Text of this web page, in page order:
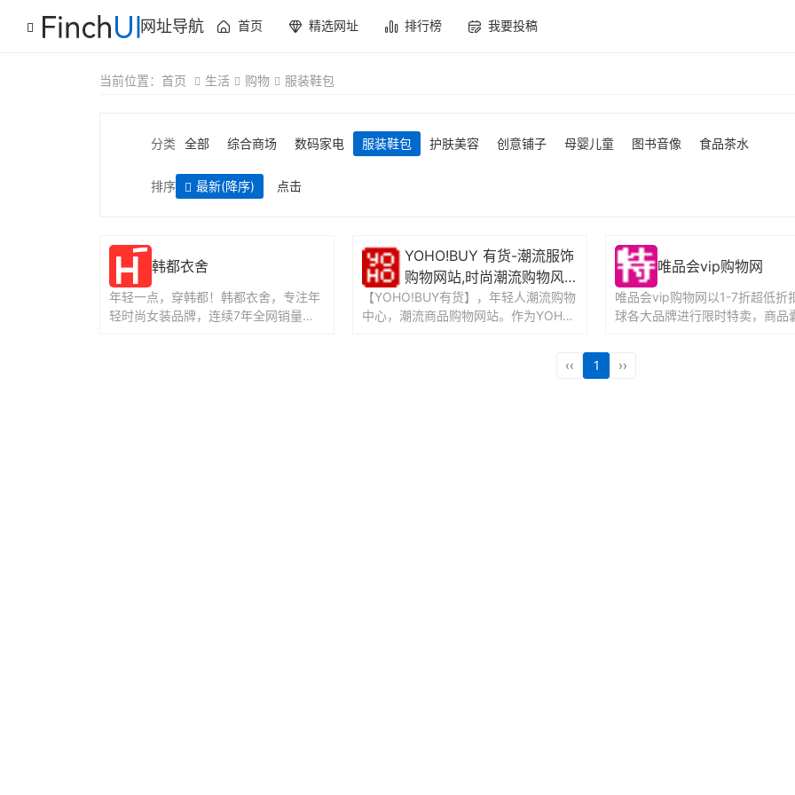
网址导航 首页 精选网址 排行榜 我要投稿
当前位置： 首页 生活 购物 服装鞋包
分类 全部 综合商场 数码家电 服装鞋包 护肤美容 创意铺子 母婴儿童 图书音像 食品茶水
排序 最新(降序) 点击
韩都衣舍
年轻一点，穿韩都！韩都衣舍，专注年
轻时尚女装品牌，连续7年全网销量领
YOHO!BUY 有货-潮流服饰
购物网站,时尚潮流购物风
向标
【YOHO!BUY有货】，年轻人潮流购物
中心，潮流商品购物网站。作为YOHO!
唯品会vip购物网
唯品会vip购物网以1-7折超低折
球各大品牌进行限时特卖，商品
‹‹
1 ››